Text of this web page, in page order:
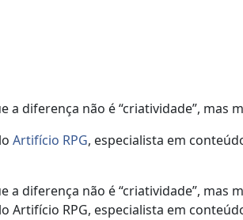
diferença não é “criatividade”, mas
Artifício RPG, especialista em
diferença não é “criatividade”, mas
Artifício RPG, especialista em